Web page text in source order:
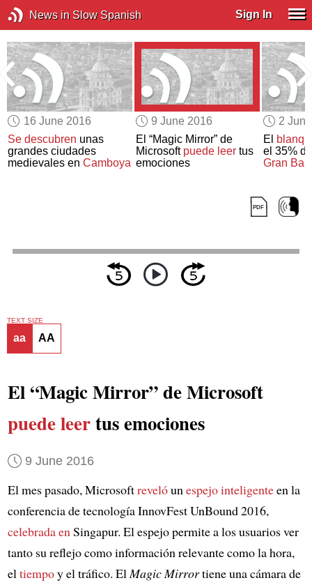
News in Slow Spanish Sign In
16 June 2016
Se descubren unas
grandes ciudades
medievales enCamboya
9 June 2016
El “Magic Mirror” de
Microsoft puede leertus
emociones
2
El
el 35%
Gran
TEXT SIZE
aa AA
El “Magic Mirror” de Microsoft
puede leertus emociones
9 June 2016
El mes pasado, Microsoftrevelóunespejo inteligenteen la
conferencia de tecnología InnovFest UnBound 2016,
celebrada enSingapur. El espejo permite a los usuarios ver
tanto su reflejo como información relevante como la hora,
eltiempoy el tráfico. ElMagic Mirrortiene una cámara de